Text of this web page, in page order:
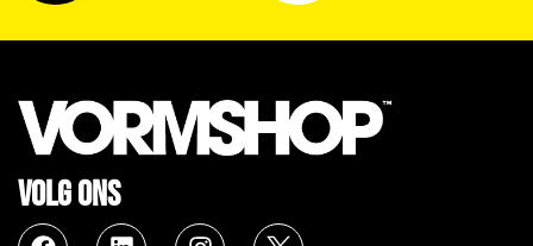
VOLG ONS